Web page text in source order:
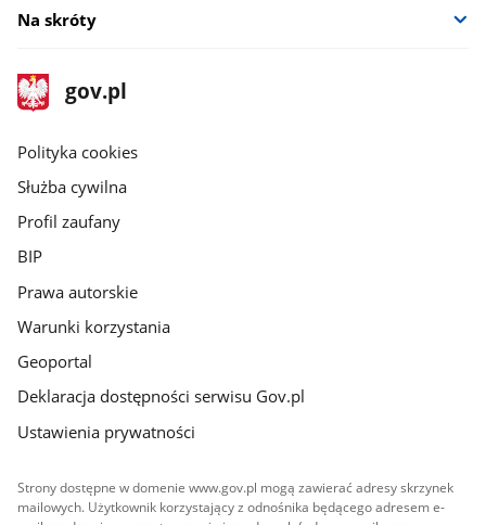
Na skróty
stopka
gov.pl
Strona
gov.pl
gov.pl
Polityka cookies
Służba cywilna
Profil zaufany
BIP
Prawa autorskie
Warunki korzystania
Geoportal
Deklaracja dostępności serwisu Gov.pl
Ustawienia prywatności
Strony dostępne w domenie www.gov.pl mogą zawierać adresy skrzynek
mailowych. Użytkownik korzystający z odnośnika będącego adresem e-